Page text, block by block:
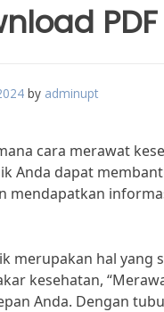
by adminupt
cara merawat
Anda dapat
mendapatkan
merupakan hal yang
kesehatan,
Anda. Dengan